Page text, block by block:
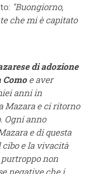
"Buongiorno,
che mi è capitato
di adozione
Comoe aver
anni in
Mazara e ci ritorno
Ogni anno
e di questa
e la vivacità
non
negative che i